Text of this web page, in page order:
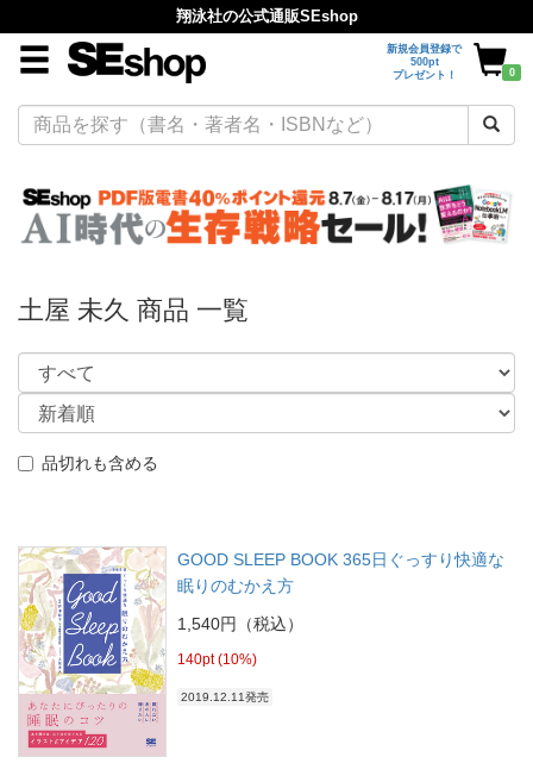
翔泳社の公式通販SEshop
新規会員登録で
500pt
プレゼント！
0
土屋 未久 商品 一覧
品切れも含める
GOOD SLEEP BOOK 365日ぐっすり快適な
眠りのむかえ方
1,540円（税込）
140pt (10%)
2019.12.11発売